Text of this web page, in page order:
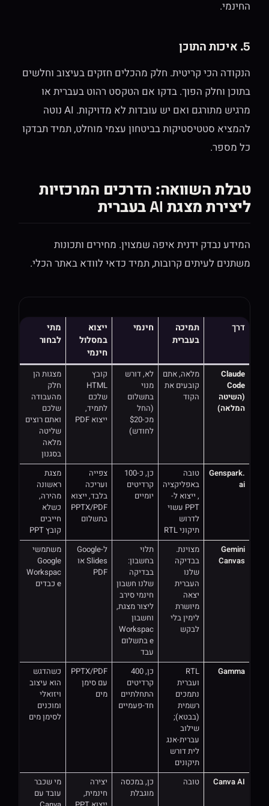
החינמי.
5. איכות התוכן
הנקודה הכי קריטית. חלק מהכלים חזקים בעיצוב וחלשים
בתוכן וחלק הפוך. בדקו אם הטקסט רהוט בעברית או
מרגיש מתורגם ואם יש עובדות לא מדויקות. AI נוטה
להמציא סטטיסטיקות בביטחון עצמי מוחלט, תמיד תבדקו
כל מספר.
טבלת השוואה: הדרכים המרכזיות
ליצירת מצגת AI בעברית
המידע נבדק ידנית איפה שמצוין. מחירים ותכונות
משתנים לעיתים קרובות, תמיד כדאי לוודא באתר הכלי.
דרך
תמיכה
בעברית
חינמי
ייצוא
במסלול
חינמי
מתי
לבחור
Claude
Code
(השיטה
המלאה)
מלאה, אתם
קובעים את
הקוד
לא, דורש
מנוי
בתשלום
(החל
מכ-$20
לחודש)
קובץ
HTML
שלכם
לתמיד,
ייצוא PDF
מצגות הן
חלק
מהעבודה
שלכם
ואתם רוצים
שליטה
מלאה
בסגנון
Genspark.
ai
טובה
באפליקציה
, ייצוא ל-
PPT עשוי
לדרוש
תיקוני RTL
כן, כ-100
קרדיטים
יומיים
צפייה
ועריכה
בלבד, ייצוא
PPTX/PDF
בתשלום
מצגת
ראשונה
מהירה,
כשלא
חייבים
קובץ PPT
Gemini
Canvas
מצוינת.
בבדיקה
שלנו
העברית
יצאה
מיושרת
לימין בלי
לבקש
תלוי
בחשבון:
בבדיקה
שלנו חשבון
חינמי סירב
ליצור מצגת,
וחשבון
Workspac
e בתשלום
עבד
ל-Google
Slides או
PDF
משתמשי
Google
Workspac
e כבדים
Gamma
RTL
ועברית
נתמכים
רשמית
(בבטא);
שילוב
עברית-אנג
לית דורש
תיקונים
כן, 400
קרדיטים
התחלתיים
חד-פעמיים
PPTX/PDF
עם סימן
מים
כשהדגש
הוא עיצוב
ויזואלי
ומוכנים
לסימן מים
Canva AI טובה
כן, במכסה
מוגבלת
יצירה
חינמית,
מי שכבר
עובד עם